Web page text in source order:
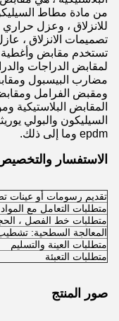
من مادة مطاط
للانزلاق ، وعزل
تصميمات الانزلاق ،
تستخدم مقابض وأغطية
لمقابض الدراجات
مضارب البيسبول
ومقبض الفرامل
المقابض البلاستيكية
السيليكون والبولي
epdm وما إلى ذلك.
الاستفسار
تقديم رسومات أو عينات
متطلبات التعامل مع المواد
متطلبات خط الفصل ،
المعالجة السطحية:
متطلبات العينة والتسليم
متطلبات التعبئة
صور المنتج